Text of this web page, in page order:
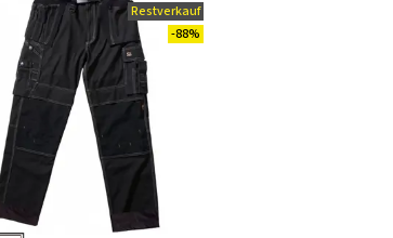
Restverkauf
-88%